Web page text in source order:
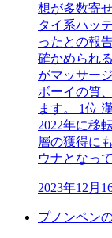
想が多数寄
タイ系ハッ
ったとの報
確かめられ
がマッサー
ボーイの質
ます。 1位
2022年に移
層の獲得に
ウナとなっ
2023年12月
プノンペン